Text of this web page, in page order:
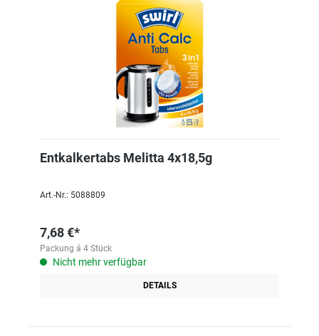
Entkalkertabs Melitta 4x18,5g
Art.-Nr.: 5088809
7,68 €*
Packung á 4 Stück
Nicht mehr verfügbar
DETAILS